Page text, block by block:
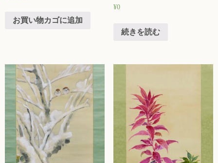
お買い物カゴに追加
¥0
続きを読む